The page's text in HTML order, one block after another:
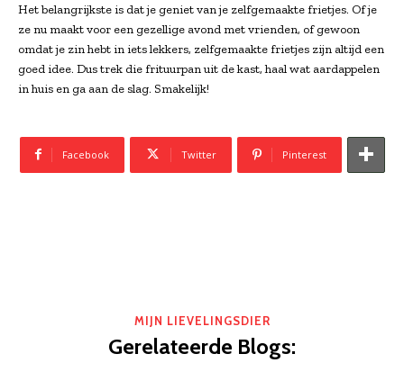
Het belangrijkste is dat je geniet van je zelfgemaakte frietjes. Of je
ze nu maakt voor een gezellige avond met vrienden, of gewoon
omdat je zin hebt in iets lekkers, zelfgemaakte frietjes zijn altijd een
goed idee. Dus trek die frituurpan uit de kast, haal wat aardappelen
in huis en ga aan de slag. Smakelijk!
Facebook Twitter Pinterest
MIJN LIEVELINGSDIER
Gerelateerde Blogs: